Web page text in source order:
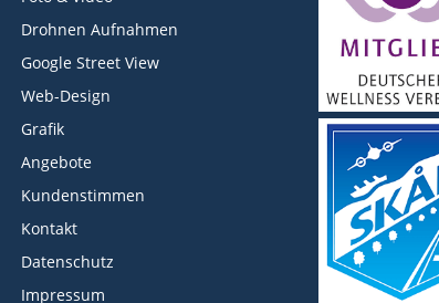
Drohnen Aufnahmen
Google Street View
Web-Design
Grafik
Angebote
Kundenstimmen
Kontakt
Datenschutz
Impressum